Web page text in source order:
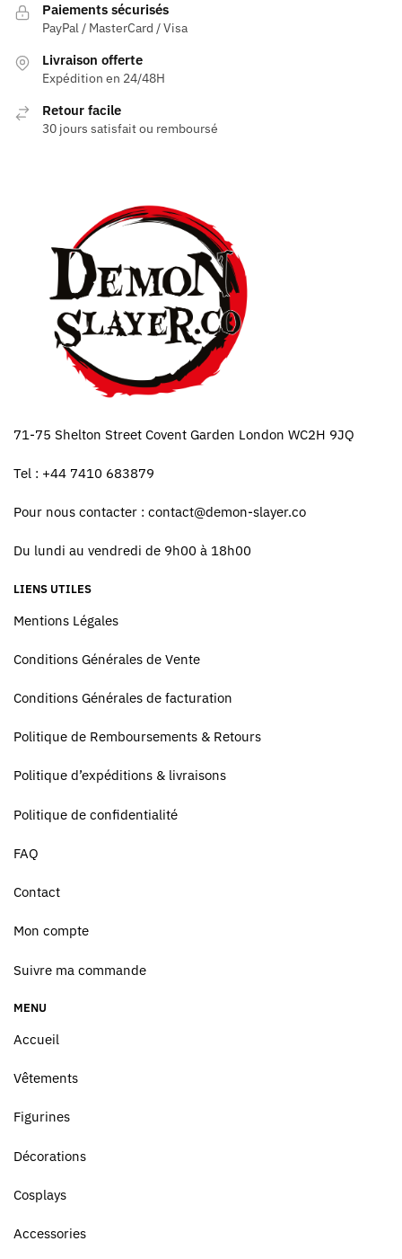
Paiements sécurisés
PayPal / MasterCard / Visa
Livraison offerte
Expédition en 24/48H
Retour facile
30 jours satisfait ou remboursé
71-75 Shelton Street Covent Garden London WC2H 9JQ
Tel : +44 7410 683879
Pour nous contacter : contact@demon-slayer.co
Du lundi au vendredi de 9h00 à 18h00
LIENS UTILES
Mentions Légales
Conditions Générales de Vente
Conditions Générales de facturation
Politique de Remboursements & Retours
Politique d’expéditions & livraisons
Politique de confidentialité
FAQ
Contact
Mon compte
Suivre ma commande
MENU
Accueil
Vêtements
Figurines
Décorations
Cosplays
Accessories